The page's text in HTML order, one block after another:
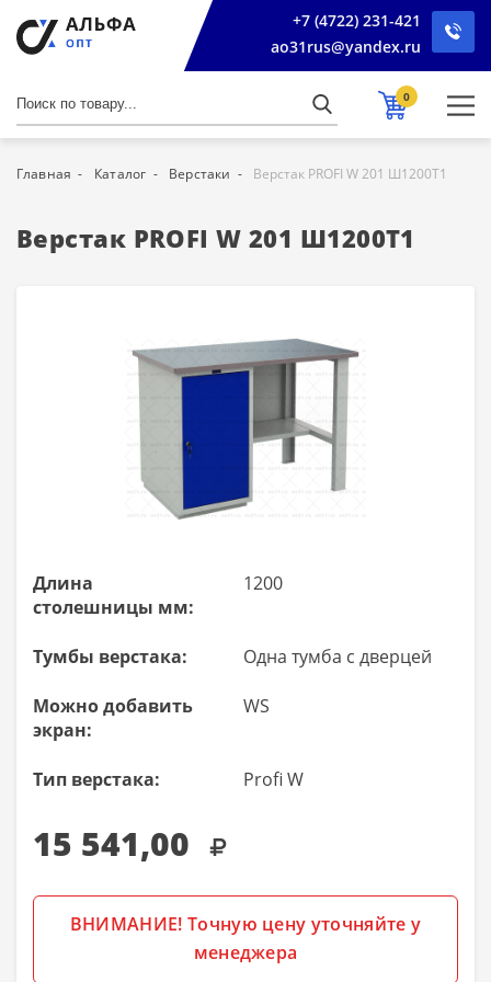
+7 (4722) 231-421
ao31rus@yandex.ru
0
Главная Каталог Верстаки Верстак PROFI W 201 Ш1200Т1
Верстак PROFI W 201 Ш1200Т1
Длина
столешницы мм:
1200
Тумбы верстака: Одна тумба с дверцей
Можно добавить
экран:
WS
Тип верстака: Profi W
15 541,00
ВНИМАНИЕ! Точную цену уточняйте у
менеджера